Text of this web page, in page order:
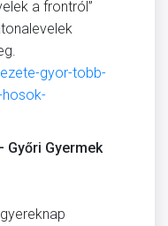
a frontról”
gyor-tobb-
hosok-
Győri Gyermek